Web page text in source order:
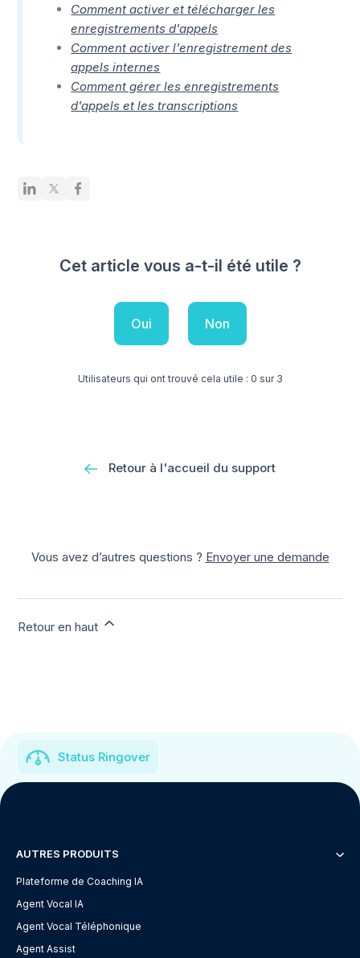
Comment activer et télécharger les
enregistrements d'appels
Comment activer l'enregistrement des
appels internes
Comment gérer les enregistrements
d'appels et les transcriptions
Cet article vous a-t-il été utile ?
Oui Non
Utilisateurs qui ont trouvé cela utile : 0 sur 3
Retour à l'accueil du support
Vous avez d’autres questions ? Envoyer une demande
Retour en haut
Status Ringover
AUTRES PRODUITS
Plateforme de Coaching IA
Agent Vocal IA
Agent Vocal Téléphonique
Agent Assist